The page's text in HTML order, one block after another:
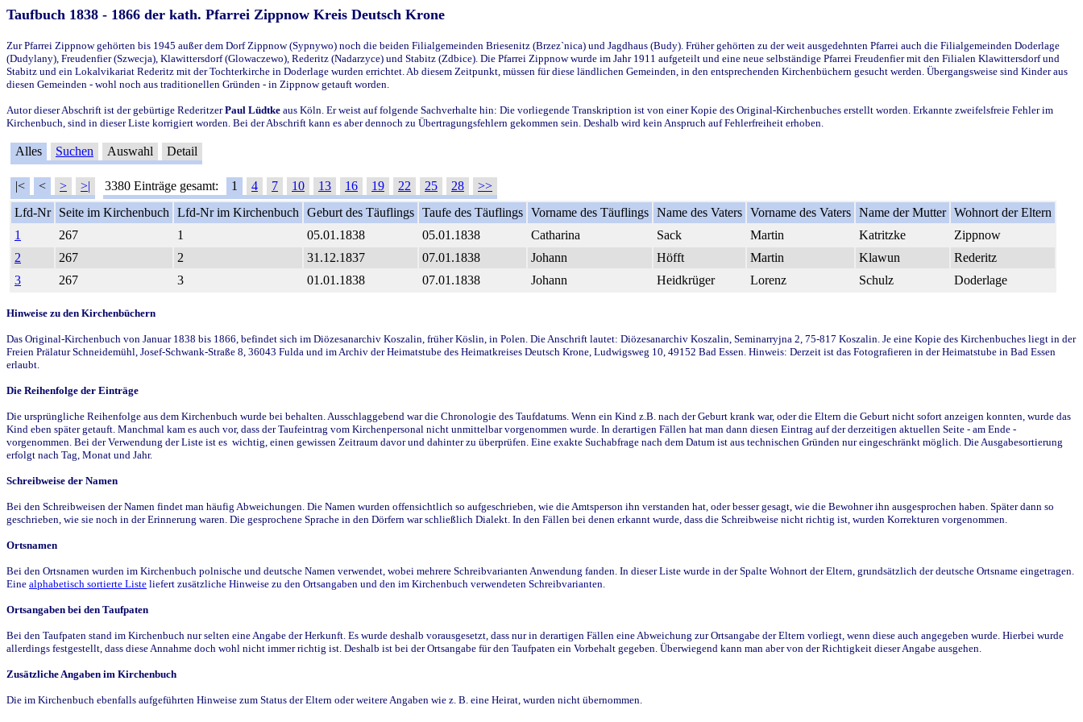
Taufbuch 1838 - 1866 der kath. Pfarrei Zippnow Kreis Deutsch Krone
Zur Pfarrei Zippnow gehörten bis 1945 außer dem Dorf Zippnow (Sypnywo) noch die beiden Filialgemeinden Briesenitz (Brzez`nica) und Jagdhaus (Budy). Früher gehörten zu der weit ausgedehnten Pfarrei auch die Filialgemeinden Doderlage
(Dudylany), Freudenfier (Szwecja), Klawittersdorf (Glowaczewo), Rederitz (Nadarzyce) und Stabitz (Zdbice). Die Pfarrei Zippnow wurde im Jahr 1911 aufgeteilt und eine neue selbständige Pfarrei Freudenfier mit den Filialen Klawittersdorf und
Stabitz und ein Lokalvikariat Rederitz mit der Tochterkirche in Doderlage wurden errichtet. Ab diesem Zeitpunkt, müssen für diese ländlichen Gemeinden, in den entsprechenden Kirchenbüchern gesucht werden. Übergangsweise sind Kinder aus
diesen Gemeinden - wohl noch aus traditionellen Gründen - in Zippnow getauft worden.
Autor dieser Abschrift ist der gebürtige RederitzerPaul Lüdtke aus Köln. Er weist auf folgende Sachverhalte hin: Die vorliegende Transkription ist von einer Kopie des Original-Kirchenbuches erstellt worden. Erkannte zweifelsfreie Fehler im
Kirchenbuch, sind in dieser Liste korrigiert worden. Bei der Abschrift kann es aber dennoch zu Übertragungsfehlern gekommen sein. Deshalb wird kein Anspruch auf Fehlerfreiheit erhoben.
Alles Suchen Auswahl Detail
|< < > >| 3380 Einträge gesamt: 1 4 7 10 13 16 19 22 25 28
>>
Lfd-Nr
Seite im Kirchenbuch Lfd-Nr im Kirchenbuch Geburt des Täuflings Taufe des Täuflings Vorname des Täuflings Name des Vaters Vorname des Vaters Name der Mutter Wohnort der Eltern
1
267 1 05.01.1838 05.01.1838 Catharina Sack Martin Katritzke
Zippnow
2
267 2 31.12.1837 07.01.1838 Johann Höfft Martin Klawun
Rederitz
3
267 3 01.01.1838 07.01.1838 Johann Heidkrüger Lorenz Schulz Doderlage
Hinweise zu den Kirchenbüchern
Das Original-Kirchenbuch von Januar 1838 bis 1866, befindet sich im Diözesanarchiv Koszalin, früher Köslin, in Polen. Die Anschrift lautet: Diözesanarchiv Koszalin, Seminarryjna 2, 75-817 Koszalin. Je eine Kopie des Kirchenbuches liegt in der
Freien Prälatur Schneidemühl, Josef-Schwank-Straße 8, 36043 Fulda und im Archiv der Heimatstube des Heimatkreises Deutsch Krone, Ludwigsweg 10, 49152 Bad Essen. Hinweis: Derzeit ist das Fotografieren in der Heimatstube in Bad Essen
erlaubt.
Die Reihenfolge der Einträge
Die ursprüngliche Reihenfolge aus dem Kirchenbuch wurde bei behalten. Ausschlaggebend war die Chronologie des Taufdatums. Wenn ein Kind z.B. nach der Geburt krank war, oder die Eltern die Geburt nicht sofort anzeigen konnten, wurde das
Kind eben später getauft. Manchmal kam es auch vor, dass der Taufeintrag vom Kirchenpersonal nicht unmittelbar vorgenommen wurde. In derartigen Fällen hat man dann diesen Eintrag auf der derzeitigen aktuellen Seite - am Ende -
vorgenommen. Bei der Verwendung der Liste ist es wichtig, einen gewissen Zeitraum davor und dahinter zu überprüfen. Eine exakte Suchabfrage nach dem Datum ist aus technischen Gründen nur eingeschränkt möglich. Die Ausgabesortierung
erfolgt nach Tag, Monat und Jahr.
Schreibweise der Namen
Bei den Schreibweisen der Namen findet man häufig Abweichungen. Die Namen wurden offensichtlich so aufgeschrieben, wie die Amtsperson ihn verstanden hat, oder besser gesagt, wie die Bewohner ihn ausgesprochen haben. Später dann so
geschrieben, wie sie noch in der Erinnerung waren. Die gesprochene Sprache in den Dörfern war schließlich Dialekt. In den Fällen bei denen erkannt wurde, dass die Schreibweise nicht richtig ist, wurden Korrekturen vorgenommen.
Ortsnamen
Bei den Ortsnamen wurden im Kirchenbuch polnische und deutsche Namen verwendet, wobei mehrere Schreibvarianten Anwendung fanden. In dieser Liste wurde in der Spalte Wohnort der Eltern, grundsätzlich der deutsche Ortsname eingetragen.
Eine alphabetisch sortierte Liste liefert zusätzliche Hinweise zu den Ortsangaben und den im Kirchenbuch verwendeten Schreibvarianten.
Ortsangaben bei den Taufpaten
Bei den Taufpaten stand im Kirchenbuch nur selten eine Angabe der Herkunft. Es wurde deshalb vorausgesetzt, dass nur in derartigen Fällen eine Abweichung zur Ortsangabe der Eltern vorliegt, wenn diese auch angegeben wurde. Hierbei wurde
allerdings festgestellt, dass diese Annahme doch wohl nicht immer richtig ist. Deshalb ist bei der Ortsangabe für den Taufpaten ein Vorbehalt gegeben. Überwiegend kann man aber von der Richtigkeit dieser Angabe ausgehen.
Zusätzliche Angaben im Kirchenbuch
Die im Kirchenbuch ebenfalls aufgeführten Hinweise zum Status der Eltern oder weitere Angaben wie z. B. eine Heirat, wurden nicht übernommen.